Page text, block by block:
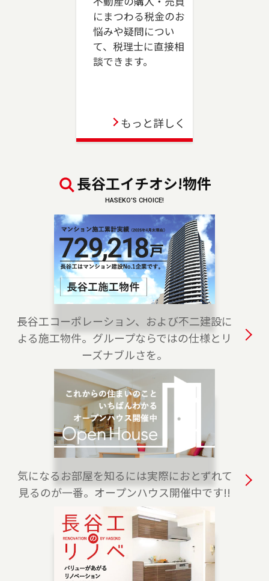
売却、ご購入をご検討の方は、是非ご相談くだ
さい。フリーダイアル（0120-039-845）よりお
のお住まいのご売却、 ご購入をご検討の方は、
是非ご相談ください。 フリーダイアル（0120-
2023-04-06
板橋店が移転のうえ、池袋センターとしてオープ
ンしました。豊島区・板橋区・文京区のお住ま
いのご売却、 ご購入をご検討の方は、是非ご相
談ください。 フリーダイアル（0120-875-101）
よりお気軽にどうぞ！
2023-04-01
白金高輪センターをオープンしました。港区・
渋谷区・目黒区でお住まいのご売却、 ご購入を
ご検討の方は、是非ご相談ください。 フリーダ
イアル（0120-875-170）よりお気軽にどうぞ！
2023-04-01
練馬店をオープンしました。練馬区、西東京
市・東久留米市・清瀬市（一部）でお住まいの
ご売却、 ご購入をご検討の方は、是非ご相談く
ださい。 フリーダイアル（0120-228-875）より
お気軽にどうぞ！
2023-04-01
上野センターをオープンしました。台東区全
域、葛飾区・荒川区・千代田区・文京区（一
部）でお住まいのご売却、 ご購入をご検討の方
は、是非ご相談ください。 フリーダイアル
（0120-315-875）よりお気軽にどうぞ！
にまつわる税金のお
悩みや疑問につい
て、税理士に直接相
談できます。
もっと詳しく
長谷工イチオシ!物件
HASEKO’S CHOICE!
長谷工コーポレーション、および不二建設に
よる施工物件。グループならではの仕様とリ
ーズナブルさを。
気になるお部屋を知るには実際におとずれて
見るのが一番。オープンハウス開催中です!!